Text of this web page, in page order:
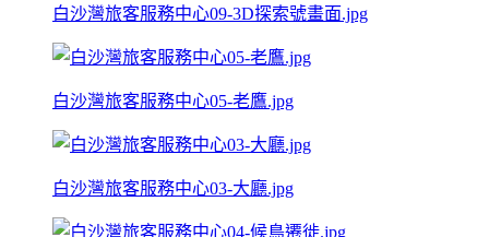
白沙灣旅客服務中心09-3D探索號畫面.jpg
白沙灣旅客服務中心05-老鷹.jpg
白沙灣旅客服務中心03-大廳.jpg